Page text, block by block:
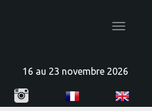
Toggle
16 au 23 novembre 2026